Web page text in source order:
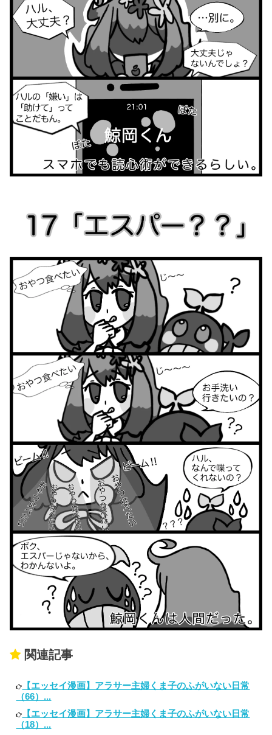
関連記事
【エッセイ漫画】アラサー主婦くま子のふがいない日常
（66）...
【エッセイ漫画】アラサー主婦くま子のふがいない日常
（18）...